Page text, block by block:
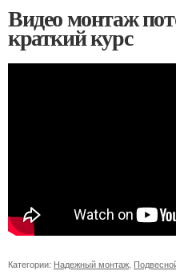
Видео монтаж
краткий курс
Категории: Надежный монтаж